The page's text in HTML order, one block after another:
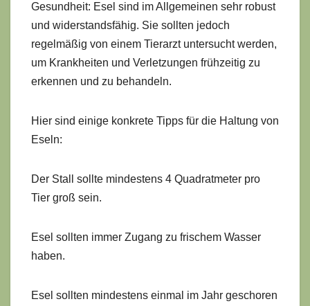
Gesundheit: Esel sind im Allgemeinen sehr robust
und widerstandsfähig. Sie sollten jedoch
regelmäßig von einem Tierarzt untersucht werden,
um Krankheiten und Verletzungen frühzeitig zu
erkennen und zu behandeln.
Hier sind einige konkrete Tipps für die Haltung von
Eseln:
Der Stall sollte mindestens 4 Quadratmeter pro
Tier groß sein.
Esel sollten immer Zugang zu frischem Wasser
haben.
Esel sollten mindestens einmal im Jahr geschoren